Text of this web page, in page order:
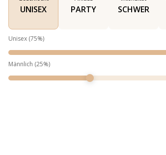
UNISEX PARTY SCHWER
Unisex (75%)
Männlich (25%)